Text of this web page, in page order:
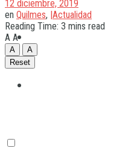
12 diciembre, 2019
en Quilmes, |Actualidad
Reading Time: 3 mins read
A A
A
A
Reset